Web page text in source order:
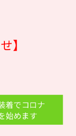
】
着でコロナ
始めます